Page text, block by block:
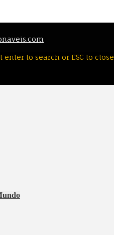
enter to search or ESC to close